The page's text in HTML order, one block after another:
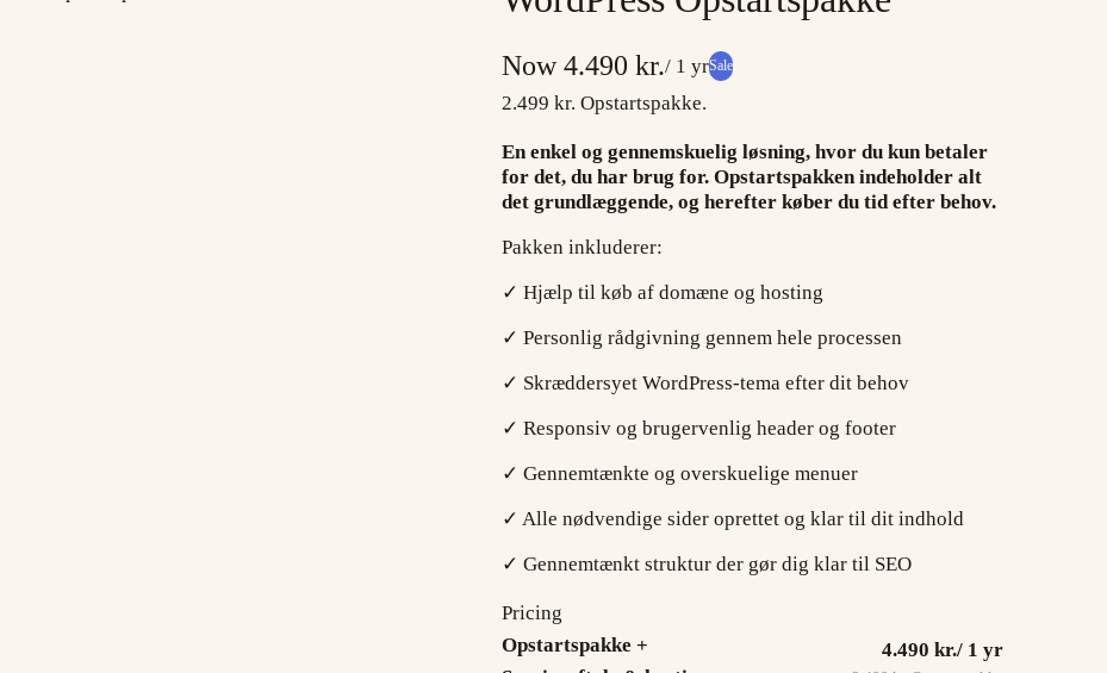
Now4.490 kr./ 1 yrSale
2.499 kr. Opstartspakke.
En enkel og gennemskuelig løsning, hvor du kun betaler
for det, du har brug for. Opstartspakken indeholder alt
det grundlæggende, og herefter køber du tid efter behov.
Pakken inkluderer:
✓ Hjælp til køb af domæne og hosting
✓ Personlig rådgivning gennem hele processen
✓ Skræddersyet WordPress-tema efter dit behov
✓ Responsiv og brugervenlig header og footer
✓ Gennemtænkte og overskuelige menuer
✓ Alle nødvendige sider oprettet og klar til dit indhold
✓ Gennemtænkt struktur der gør dig klar til SEO
Pricing
Opstartspakke +
4.490 kr./ 1 yr